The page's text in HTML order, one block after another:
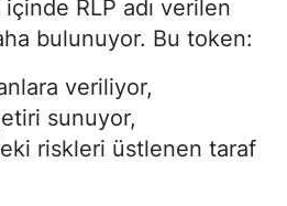
RLP adı verilen
bulunuyor. Bu token:
veriliyor,
sunuyor,
riskleri üstlenen taraf